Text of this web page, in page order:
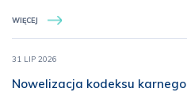
WIĘCEJ
31 LIP 2026
Nowelizacja kodeksu